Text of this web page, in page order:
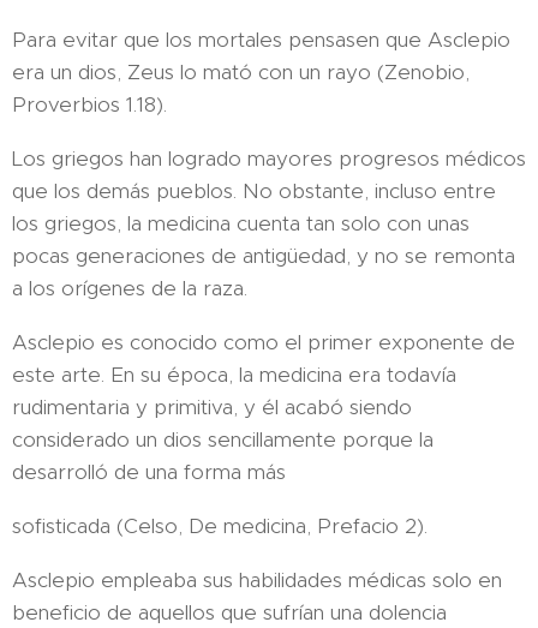
Para evitar que los mortales pensasen que Asclepio
era un dios, Zeus lo mató con un rayo (Zenobio,
Proverbios 1.18).
Los griegos han logrado mayores progresos médicos
que los demás pueblos. No obstante, incluso entre
los griegos, la medicina cuenta tan solo con unas
pocas generaciones de antigüedad, y no se remonta
a los orígenes de la raza.
Asclepio es conocido como el primer exponente de
este arte. En su época, la medicina era todavía
rudimentaria y primitiva, y él acabó siendo
considerado un dios sencillamente porque la
desarrolló de una forma más
sofisticada (Celso, De medicina, Prefacio 2).
Asclepio empleaba sus habilidades médicas solo en
beneficio de aquellos que sufrían una dolencia